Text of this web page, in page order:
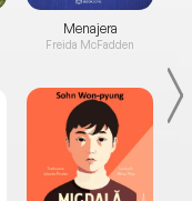
Menajera
Freida McFadden